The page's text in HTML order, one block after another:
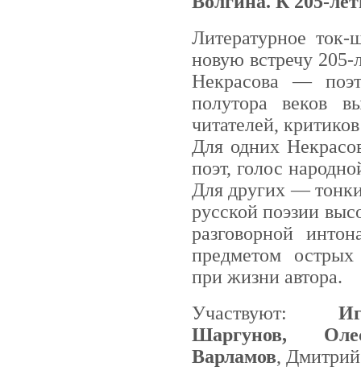
Литературное
новую встречу
Некрасова —
полутора веков
читателей,
Для одних
поэт, голос
Для других —
русской поэзии
разговорной
предметом
при жизни автора.
Участвуют:
Шаргунов,
Варламов,